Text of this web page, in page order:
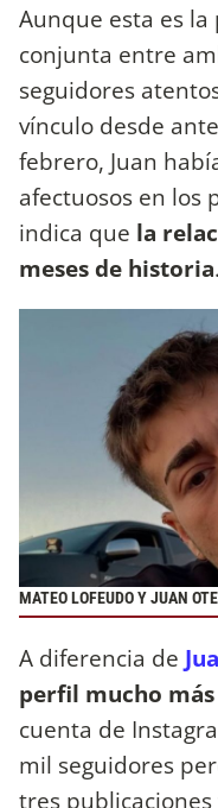
Aunque esta es
conjunta entre
seguidores
vínculo desde
febrero, Juan
afectuosos en los
indica que la
meses de historia.
MATEO LOFEUDO Y JUAN
A diferencia de
perfil mucho
cuenta de
mil seguidores
tres